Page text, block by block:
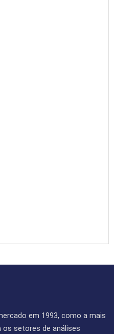
em 1993, como a mais
setores de análises